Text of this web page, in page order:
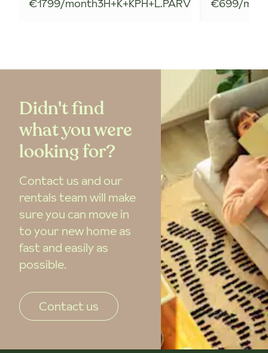
€1799/month3H+K+KPH+L.PARV €699/
Didn't find
what you were
looking for?
Contact us and our
rentals team will make
sure you can move in
to your new home as
fast and easily as
possible.
Contact us